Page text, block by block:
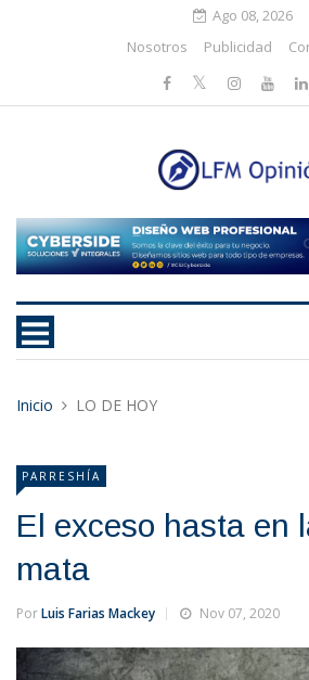
Ago 08, 2026
Nosotros
Publicidad
Inicio LO DE HOY
PARRESHÍA
El exceso hasta en
mata
PorLuis Farias Mackey Nov 07, 2020